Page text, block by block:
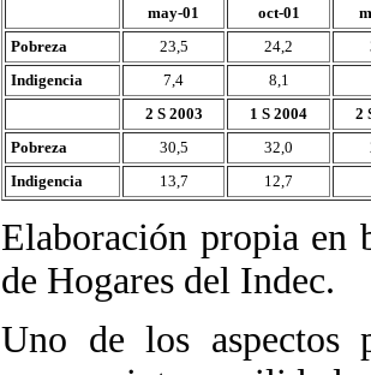
may-01 oct-01
Pobreza
23,5 24,2
Indigencia
7,4 8,1
2 S 2003
1 S 2004
2
Pobreza
30,5 32,0
Indigencia
13,7 12,7
Elaboración propia en
de Hogares del Indec.
Uno de los aspectos